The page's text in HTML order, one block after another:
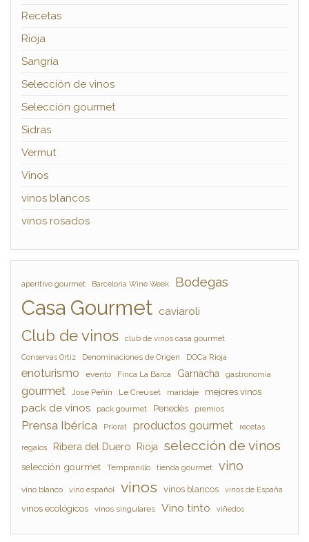
Recetas
Rioja
Sangría
Selección de vinos
Selección gourmet
Sidras
Vermut
Vinos
vinos blancos
vinos rosados
aperitivo gourmet Barcelona Wine Week Bodegas
Casa Gourmet caviaroli
Club de vinos club de vinos casa gourmet
Conservas Ortiz Denominaciones de Origen DOCa Rioja
enoturismo evento Finca La Barca Garnacha gastronomía
gourmet Jose Peñín Le Creuset maridaje mejores vinos
pack de vinos pack gourmet Penedès premios
Prensa Ibérica Priorat productos gourmet recetas
regalos Ribera del Duero Rioja selección de vinos
selección gourmet Tempranillo tienda gourmet vino
vino blanco vino español vinos vinos blancos vinos de España
vinos ecológicos vinos singulares Vino tinto viñedos